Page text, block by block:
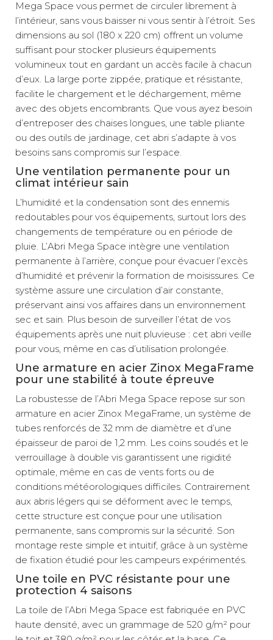
Mega Space vous permet de circuler librement à
l’intérieur, sans vous baisser ni vous sentir à l’étroit. Ses
dimensions au sol (180 x 220 cm) offrent un volume
suffisant pour stocker plusieurs équipements
volumineux tout en gardant un accès facile à chacun
d’eux. La large porte zippée, pratique et résistante,
facilite le chargement et le déchargement, même
avec des objets encombrants. Que vous ayez besoin
d’entreposer des chaises longues, une table pliante
ou des outils de jardinage, cet abri s’adapte à vos
besoins sans compromis sur l’espace.
Une ventilation permanente pour un
climat intérieur sain
L’humidité et la condensation sont des ennemis
redoutables pour vos équipements, surtout lors des
changements de température ou en période de
pluie. L’Abri Mega Space intègre une ventilation
permanente à l’arrière, conçue pour évacuer l’excès
d’humidité et prévenir la formation de moisissures. Ce
système assure une circulation d’air constante,
préservant ainsi vos affaires dans un environnement
sec et sain. Plus besoin de surveiller l’état de vos
équipements après une nuit pluvieuse : cet abri veille
pour vous, même en cas d’utilisation prolongée.
Une armature en acier Zinox MegaFrame
pour une stabilité à toute épreuve
La robustesse de l’Abri Mega Space repose sur son
armature en acier Zinox MegaFrame, un système de
tubes renforcés de 32 mm de diamètre et d’une
épaisseur de paroi de 1,2 mm. Les coins soudés et le
verrouillage à double vis garantissent une rigidité
optimale, même en cas de vents forts ou de
conditions météorologiques difficiles. Contrairement
aux abris légers qui se déforment avec le temps,
cette structure est conçue pour une utilisation
permanente, sans compromis sur la sécurité. Son
montage reste simple et intuitif, grâce à un système
de fixation étudié pour les campeurs expérimentés.
Une toile en PVC résistante pour une
protection 4 saisons
La toile de l’Abri Mega Space est fabriquée en PVC
haute densité, avec un grammage de 520 g/m² pour